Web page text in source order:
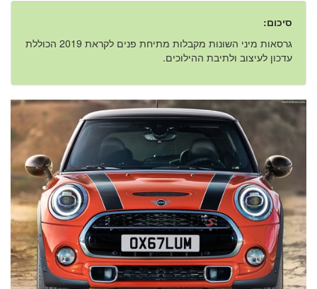
סיכום:
גרסאות מיני השונות מקבלות מתיחת פנים לקראת 2019 הכוללת
עדכון לעיצוב ולתיבת ההילוכים.